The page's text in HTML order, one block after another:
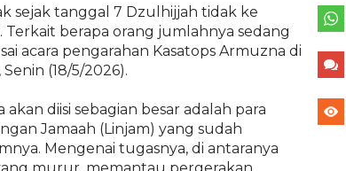
sejak tanggal 7 Dzulhijjah tidak ke
berapa orang jumlahnya sedang
acara pengarahan Kasatops Armuzna di
(18/5/2026).
diisi sebagian besar adalah para
Jamaah (Linjam) yang sudah
Mengenai tugasnya, di antaranya